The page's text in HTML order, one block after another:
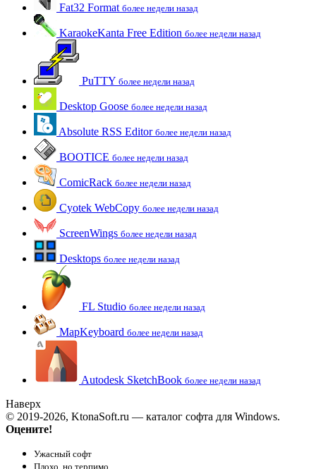
Fat32 Format более недели назад
KaraokeKanta Free Edition более недели назад
PuTTY более недели назад
Desktop Goose более недели назад
Absolute RSS Editor более недели назад
BOOTICE более недели назад
ComicRack более недели назад
Cyotek WebCopy более недели назад
ScreenWings более недели назад
Desktops более недели назад
FL Studio более недели назад
MapKeyboard более недели назад
Autodesk SketchBook более недели назад
Наверх
© 2019-2026, KtonaSoft.ru — каталог софта для Windows.
Оцените!
Ужасный софт
Плохо, но терпимо